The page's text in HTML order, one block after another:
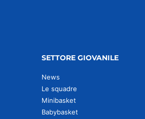
SETTORE GIOVANILE
News
Le squadre
Minibasket
Babybasket